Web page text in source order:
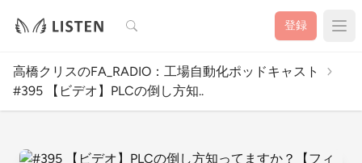
検索 登録
高橋クリスのFA_RADIO：工場自動化ポッドキャスト
#395 【ビデオ】PLCの倒し方知..